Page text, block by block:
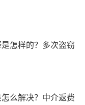
怎样的？多次盗窃
么解决？中介返费